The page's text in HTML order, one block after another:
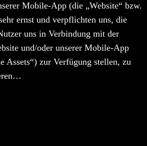
Mobile-App (die „Website“ bzw.
ernst und verpflichten uns, die
uns in Verbindung mit der
und/oder unserer Mobile-App
Assets“) zur Verfügung stellen, zu